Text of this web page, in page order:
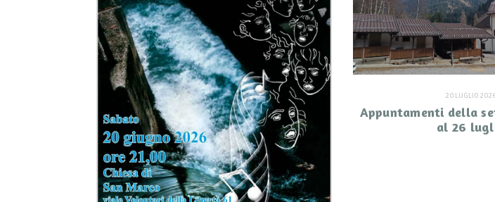
20 LUGLIO
Appuntamenti della
al 26